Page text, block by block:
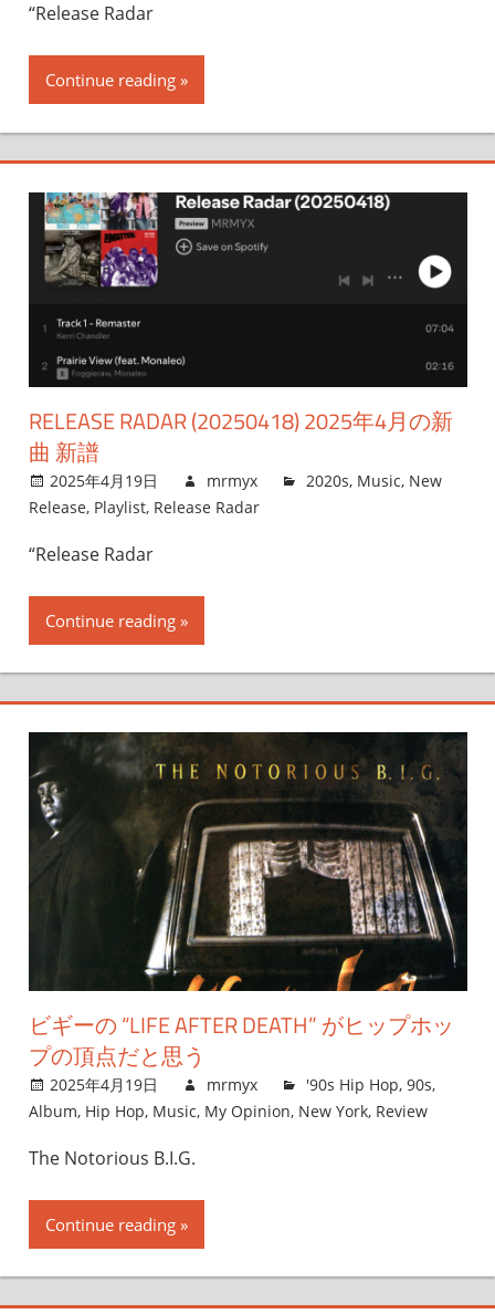
“Release Radar
Continue reading
RELEASE RADAR (20250418) 2025年4月の新
曲 新譜
2025年4月19日 mrmyx 2020s, Music, New
Release, Playlist, Release Radar
“Release Radar
Continue reading
ビギーの “LIFE AFTER DEATH” がヒップホッ
プの頂点だと思う
2025年4月19日 mrmyx '90s Hip Hop,90s,
Album, Hip Hop, Music, My Opinion, New York, Review
The Notorious B.I.G.
Continue reading